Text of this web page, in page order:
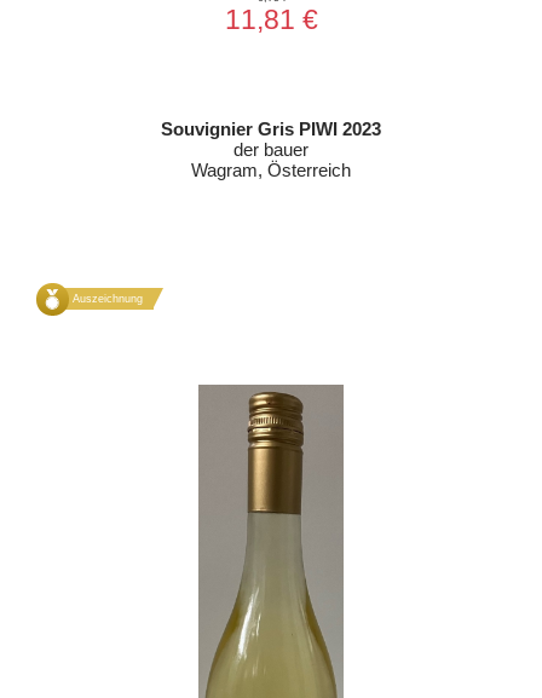
11,81 €
Souvignier Gris PIWI 2023
der bauer
Wagram, Österreich
Auszeichnung